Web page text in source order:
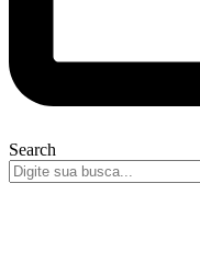
Search